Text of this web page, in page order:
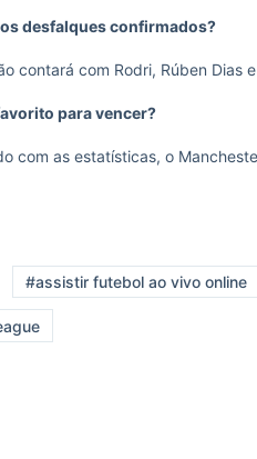
desfalques confirmados?
contará com Rodri, Rúben Dias
para vencer?
com as estatísticas, o
#assistir futebol ao vivo online